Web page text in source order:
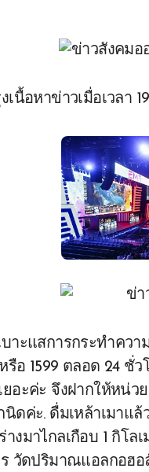
นื้อหาข่าวเมื่อเวลา
าะแสการกระทำคว
รือ 1599 ตลอด 24 ชั่
อะค่ะ จึงฝากให้หน่ว
นิดค่ะ. ดื่มเหล้าเมา
างมาไกลเกือบ 1 กิโ
วัดปริมาณแอลกอฮอ